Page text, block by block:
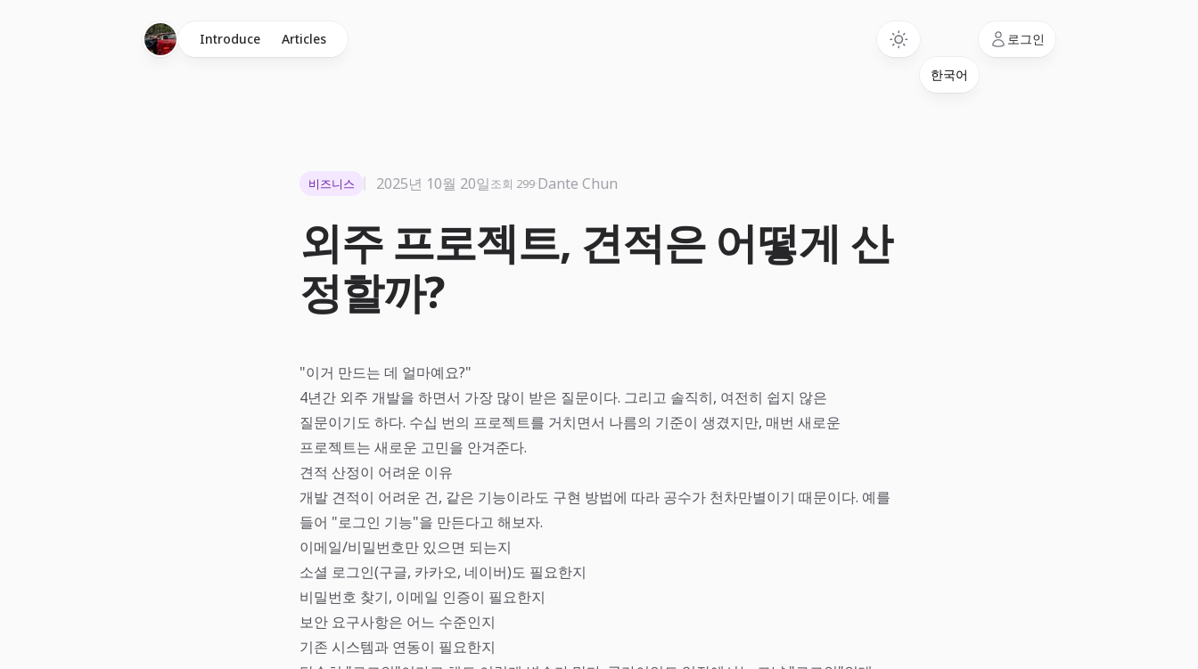
Introduce Articles 로그인
외주 프로젝트, 견적은 어떻게 산
정할까?
비즈니스 2025년 10월 20일조회 299·Dante Chun
"이거 만드는 데 얼마예요?"
4년간 외주 개발을 하면서 가장 많이 받은 질문이다. 그리고 솔직히, 여전히 쉽지 않은
질문이기도 하다. 수십 번의 프로젝트를 거치면서 나름의 기준이 생겼지만, 매번 새로운
프로젝트는 새로운 고민을 안겨준다.
견적 산정이 어려운 이유
개발 견적이 어려운 건, 같은 기능이라도 구현 방법에 따라 공수가 천차만별이기 때문이다. 예를
들어 "로그인 기능"을 만든다고 해보자.
이메일/비밀번호만 있으면 되는지
소셜 로그인(구글, 카카오, 네이버)도 필요한지
비밀번호 찾기, 이메일 인증이 필요한지
보안 요구사항은 어느 수준인지
기존 시스템과 연동이 필요한지